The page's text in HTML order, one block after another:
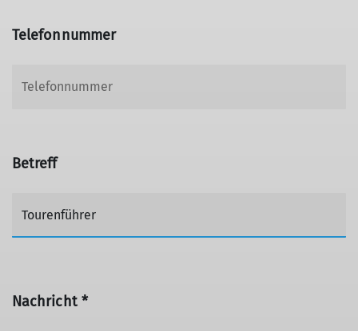
Telefonnummer
Betreff
Nachricht *